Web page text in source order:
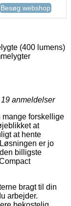
Besøg webshop
(400 lumens)
19 anmeldelser
mange forskellige
at
at hente
er jo
billigste
bragt til din
arbejder.